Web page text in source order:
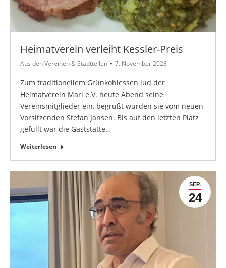
Heimatverein verleiht Kessler-Preis
Aus den Vereinen & Stadtteilen 7. November 2023
Zum traditionellem Grünkohlessen lud der
Heimatverein Marl e.V. heute Abend seine
Vereinsmitglieder ein, begrüßt wurden sie vom neuen
Vorsitzenden Stefan Jansen. Bis auf den letzten Platz
gefüllt war die Gaststätte…
Weiterlesen
SEP.
24